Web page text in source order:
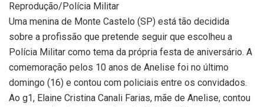
Reprodução/Polícia Militar
Uma menina de Monte Castelo (SP) está tão decidida
sobre a profissão que pretende seguir que escolheu a
Polícia Militar como tema da própria festa de aniversário. A
comemoração pelos 10 anos de Anelise foi no último
domingo (16) e contou com policiais entre os convidados.
Ao g1, Elaine Cristina Canali Farias, mãe de Anelise, contou